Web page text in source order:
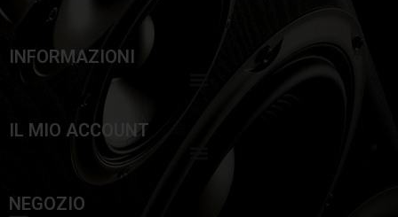
INFORMAZIONI
IL MIO ACCOUNT
NEGOZIO